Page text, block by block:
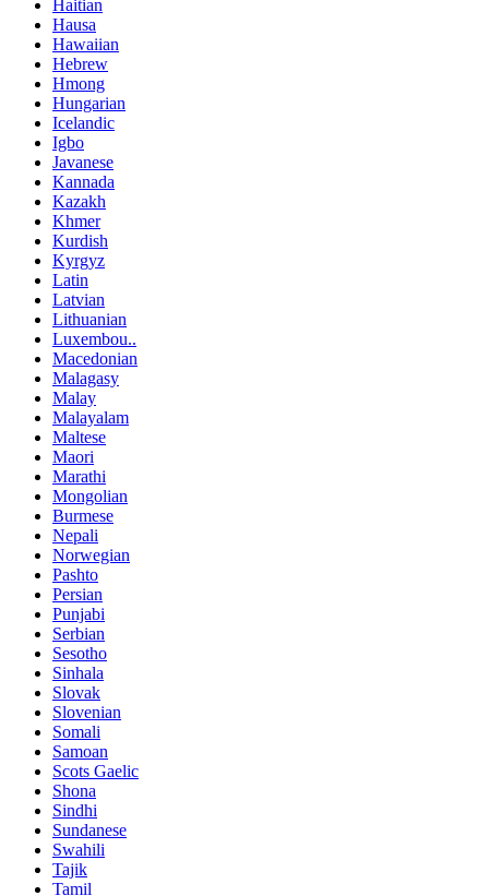
Haitian
Hausa
Hawaiian
Hebrew
Hmong
Hungarian
Icelandic
Igbo
Javanese
Kannada
Kazakh
Khmer
Kurdish
Kyrgyz
Latin
Latvian
Lithuanian
Luxembou..
Macedonian
Malagasy
Malay
Malayalam
Maltese
Maori
Marathi
Mongolian
Burmese
Nepali
Norwegian
Pashto
Persian
Punjabi
Serbian
Sesotho
Sinhala
Slovak
Slovenian
Somali
Samoan
Scots Gaelic
Shona
Sindhi
Sundanese
Swahili
Tajik
Tamil